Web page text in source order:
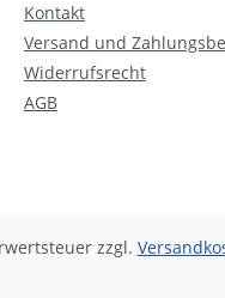
Kontakt
Versand und
Widerrufsrecht
AGB
zzgl.